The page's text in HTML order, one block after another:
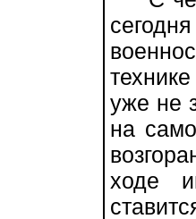
уже не
на
ходе